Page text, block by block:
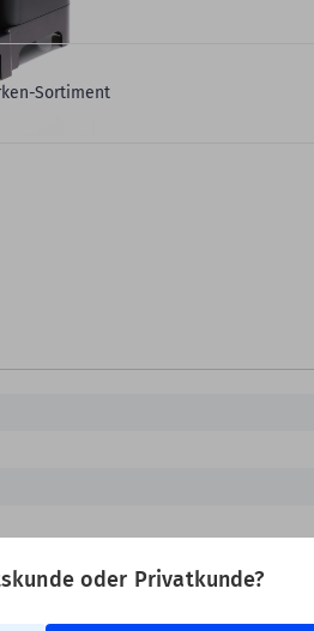
oder Privatkunde?
Sortiment